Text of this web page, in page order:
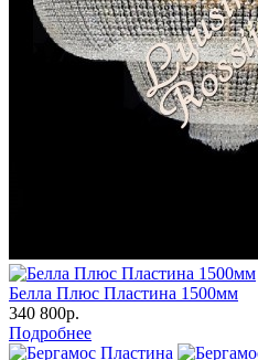
Белла Плюс Пластина 1500мм
340 800р.
Подробнее